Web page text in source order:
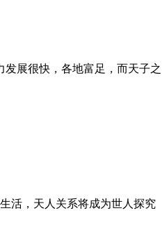
展很快，各地富足，而天子之
活，天人关系将成为世人探究